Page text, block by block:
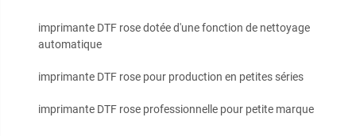
imprimante DTF rose dotée d'une fonction de nettoyage
automatique
imprimante DTF rose pour production en petites séries
imprimante DTF rose professionnelle pour petite marque